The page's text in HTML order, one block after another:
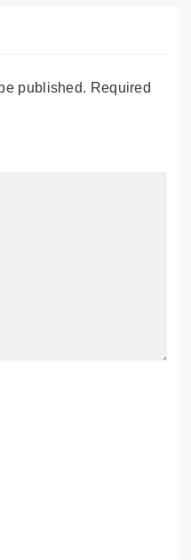
published. Required